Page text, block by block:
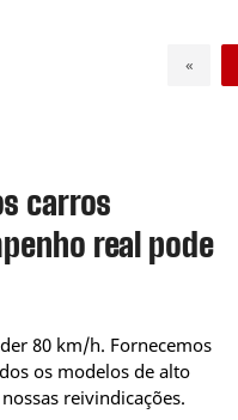
«
carros
real pode
80 km/h. Fornecemos
os modelos de alto
reivindicações.